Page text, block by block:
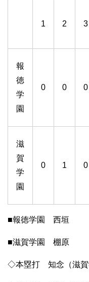
1 2 3
報
徳
学
園
0 0 0
滋
賀
学
園
0 1 0
■報徳学園 西垣
■滋賀学園 棚原
◇本塁打 知念（滋賀